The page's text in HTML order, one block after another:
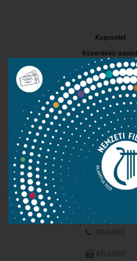
Kapcsolat
Közérdekű
Sajtószoba
Adatvédelem
Impresszum
NEMZETI
1095 Budapest, Komor
411-6600
411-6699